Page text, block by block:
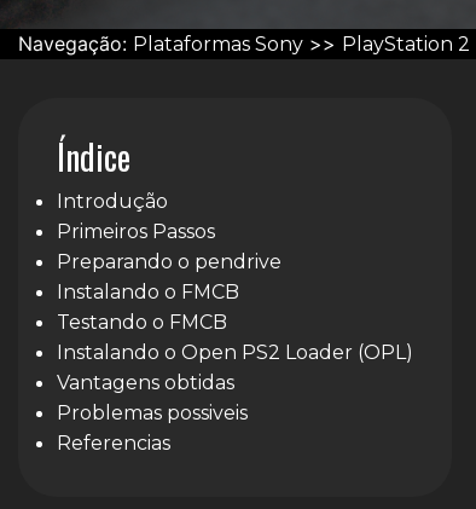
Navegação: Plataformas Sony >> PlayStation 2
Índice
Introdução
Primeiros Passos
Preparando o pendrive
Instalando o FMCB
Testando o FMCB
Instalando o Open PS2 Loader (OPL)
Vantagens obtidas
Problemas possiveis
Referencias